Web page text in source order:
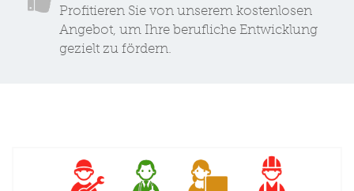
Profitieren Sie von unserem kostenlosen
Angebot, um Ihre berufliche Entwicklung
gezielt zu fördern.